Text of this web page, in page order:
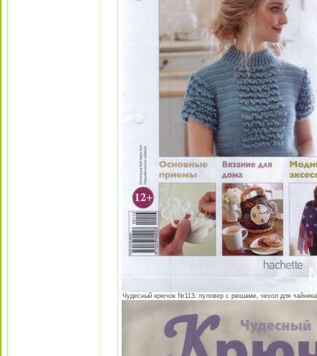
Чудесный крючок №113: пуловер с рюшами, чехол для